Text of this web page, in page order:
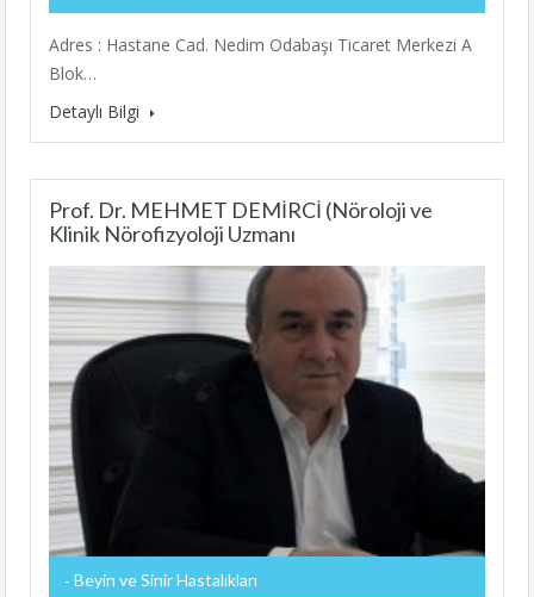
Adres : Hastane Cad. Nedim Odabaşı Ticaret Merkezi A
Blok…
Detaylı Bilgi
Prof. Dr. MEHMET DEMİRCİ (Nöroloji ve
Klinik Nörofizyoloji Uzmanı
Beyin ve Sinir Hastalıkları